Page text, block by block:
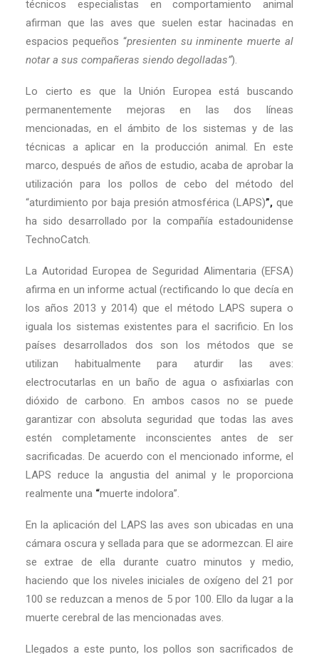
técnicos especialistas en comportamiento animal
afirman que las aves que suelen estar hacinadas en
espacios pequeños “presienten su inminente muerte al
notar a sus compañeras siendo degolladas”).
Lo cierto es que la Unión Europea está buscando
permanentemente mejoras en las dos líneas
mencionadas, en el ámbito de los sistemas y de las
técnicas a aplicar en la producción animal. En este
marco, después de años de estudio, acaba de aprobar la
utilización para los pollos de cebo del método del
“aturdimiento por baja presión atmosférica (LAPS)”,que
ha sido desarrollado por la compañía estadounidense
TechnoCatch.
La Autoridad Europea de Seguridad Alimentaria (EFSA)
afirma en un informe actual (rectificando lo que decía en
los años 2013 y 2014) que el método LAPS supera o
iguala los sistemas existentes para el sacrificio. En los
países desarrollados dos son los métodos que se
utilizan habitualmente para aturdir las aves:
electrocutarlas en un baño de agua o asfixiarlas con
dióxido de carbono. En ambos casos no se puede
garantizar con absoluta seguridad que todas las aves
estén completamente inconscientes antes de ser
sacrificadas. De acuerdo con el mencionado informe, el
LAPS reduce la angustia del animal y le proporciona
realmente una “muerte indolora”.
En la aplicación del LAPS las aves son ubicadas en una
cámara oscura y sellada para que se adormezcan. El aire
se extrae de ella durante cuatro minutos y medio,
haciendo que los niveles iniciales de oxígeno del 21 por
100 se reduzcan a menos de 5 por 100. Ello da lugar a la
muerte cerebral de las mencionadas aves.
Llegados a este punto, los pollos son sacrificados de